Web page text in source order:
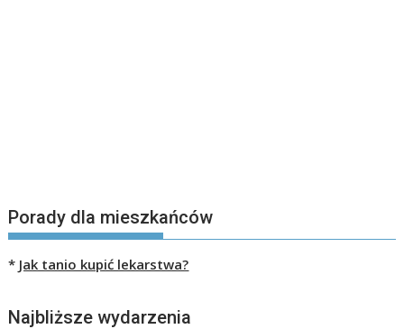
Porady dla mieszkańców
* Jak tanio kupić lekarstwa?
Najbliższe wydarzenia